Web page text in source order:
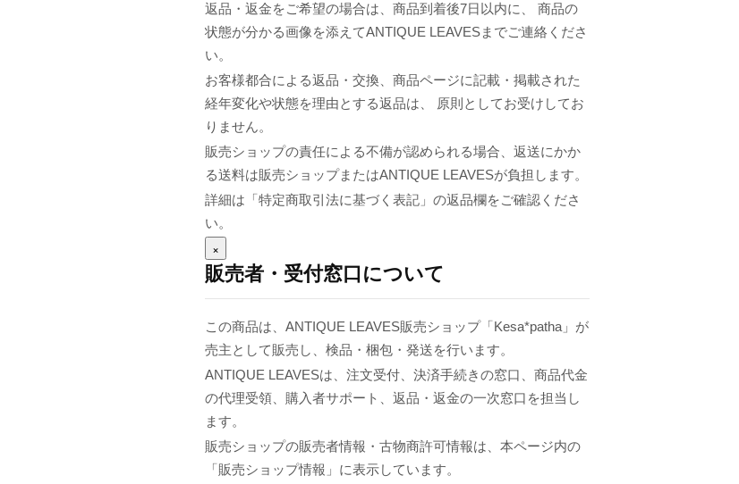
返品・返金をご希望の場合は、商品到着後7日以内に、 商品の
状態が分かる画像を添えてANTIQUE LEAVESまでご連絡くださ
い。
お客様都合による返品・交換、商品ページに記載・掲載された
経年変化や状態を理由とする返品は、 原則としてお受けしてお
りません。
販売ショップの責任による不備が認められる場合、返送にかか
る送料は販売ショップまたはANTIQUE LEAVESが負担します。
詳細は「特定商取引法に基づく表記」の返品欄をご確認くださ
い。
×
販売者・受付窓口について
この商品は、ANTIQUE LEAVES販売ショップ「Kesa*patha」が
売主として販売し、検品・梱包・発送を行います。
ANTIQUE LEAVESは、注文受付、決済手続きの窓口、商品代金
の代理受領、購入者サポート、返品・返金の一次窓口を担当し
ます。
販売ショップの販売者情報・古物商許可情報は、本ページ内の
「販売ショップ情報」に表示しています。